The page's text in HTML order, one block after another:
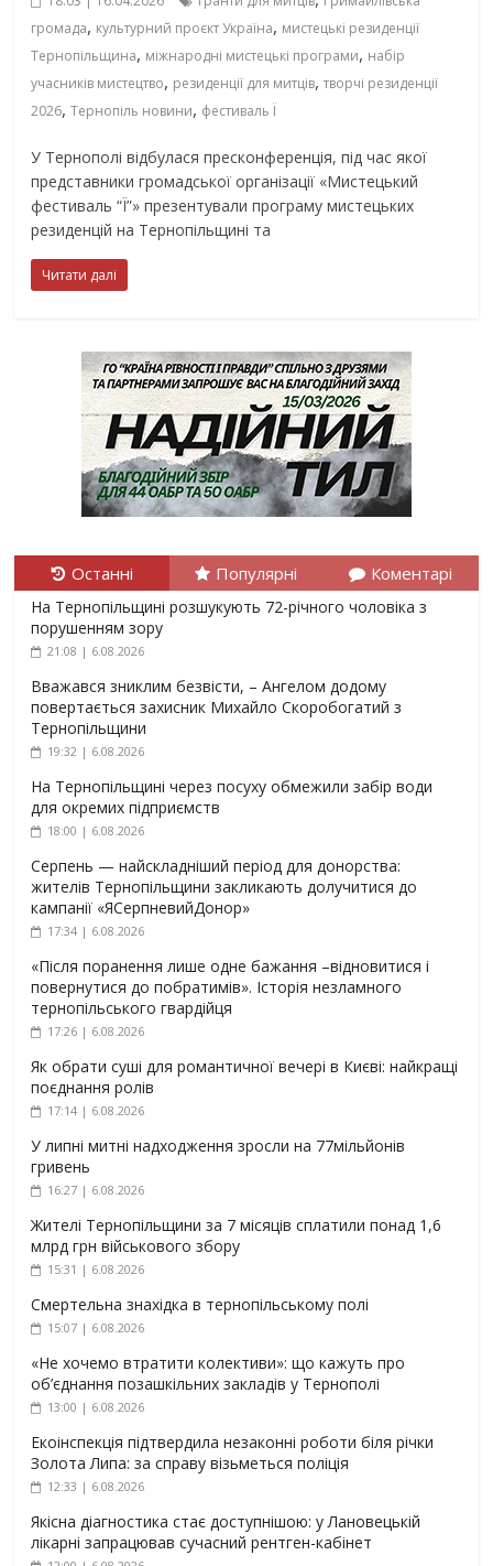
громада, культурний проєкт Україна, мистецькі резиденції
Тернопільщина, міжнародні мистецькі програми, набір
учасників мистецтво, резиденції для митців,творчі резиденції
2026,Тернопіль новини, фестиваль Ї
У Тернополі відбулася пресконференція, під час якої
представники громадської організації «Мистецький
фестиваль “Ї”» презентували програму мистецьких
резиденцій на Тернопільщині та
Читати далі
Останні Популярні Коментарі
На Тернопільщині розшукують 72-річного чоловіка з
порушенням зору
21:08 | 6.08.2026
Вважався зниклим безвісти, – Ангелом додому
повертається захисник Михайло Скоробогатий з
Тернопільщини
19:32 | 6.08.2026
На Тернопільщині через посуху обмежили забір води
для окремих підприємств
18:00 | 6.08.2026
Серпень — найскладніший період для донорства:
жителів Тернопільщини закликають долучитися до
кампанії «ЯСерпневийДонор»
17:34 | 6.08.2026
«Після поранення лише одне бажання –відновитися і
повернутися до побратимів». Історія незламного
тернопільського гвардійця
17:26 | 6.08.2026
Як обрати суші для романтичної вечері в Києві: найкращі
поєднання ролів
17:14 | 6.08.2026
У липні митні надходження зросли на 77мільйонів
гривень
16:27 | 6.08.2026
Жителі Тернопільщини за 7 місяців сплатили понад 1,6
млрд грн військового збору
15:31 | 6.08.2026
Смертельна знахідка в тернопільському полі
15:07 | 6.08.2026
«Не хочемо втратити колективи»: що кажуть про
об’єднання позашкільних закладів у Тернополі
13:00 | 6.08.2026
Екоінспекція підтвердила незаконні роботи біля річки
Золота Липа: за справу візьметься поліція
12:33 | 6.08.2026
Якісна діагностика стає доступнішою: у Лановецькій
лікарні запрацював сучасний рентген-кабінет